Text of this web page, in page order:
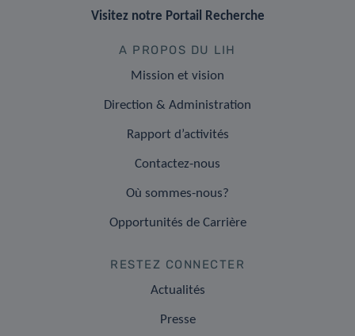
Visitez notre Portail Recherche
A PROPOS DU LIH
Mission et vision
Direction & Administration
Rapport d’activités
Contactez-nous
Où sommes-nous?
Opportunités de Carrière
RESTEZ CONNECTER
Actualités
Presse